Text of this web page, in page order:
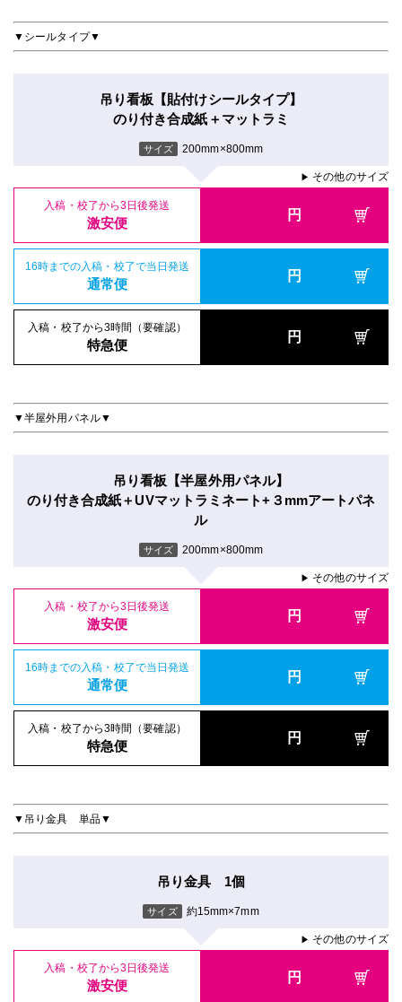
▼シールタイプ▼
吊り看板【貼付けシールタイプ】
のり付き合成紙＋マットラミ
サイズ 200mm×800mm
▶ その他のサイズ
入稿・校了から3日後発送
激安便 円
16時までの入稿・校了で当日発送
通常便 円
入稿・校了から3時間（要確認）
特急便 円
▼半屋外用パネル▼
吊り看板【半屋外用パネル】
のり付き合成紙＋UVマットラミネート+３mmアートパネ
ル
サイズ 200mm×800mm
▶ その他のサイズ
入稿・校了から3日後発送
激安便 円
16時までの入稿・校了で当日発送
通常便 円
入稿・校了から3時間（要確認）
特急便 円
▼吊り金具 単品▼
吊り金具 1個
サイズ 約15mm×7mm
▶ その他のサイズ
入稿・校了から3日後発送
激安便 円